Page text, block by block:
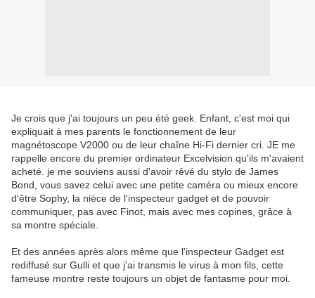
Je crois que j'ai toujours un peu été geek. Enfant, c'est moi qui
expliquait à mes parents le fonctionnement de leur
magnétoscope V2000 ou de leur chaîne Hi-Fi dernier cri. JE me
rappelle encore du premier ordinateur Excelvision qu'ils m'avaient
acheté. je me souviens aussi d'avoir rêvé du stylo de James
Bond, vous savez celui avec une petite caméra ou mieux encore
d'être Sophy, la nièce de l'inspecteur gadget et de pouvoir
communiquer, pas avec Finot, mais avec mes copines, grâce à
sa montre spéciale.
Et des années après alors même que l'inspecteur Gadget est
rediffusé sur Gulli et que j'ai transmis le virus à mon fils, cette
fameuse montre reste toujours un objet de fantasme pour moi.